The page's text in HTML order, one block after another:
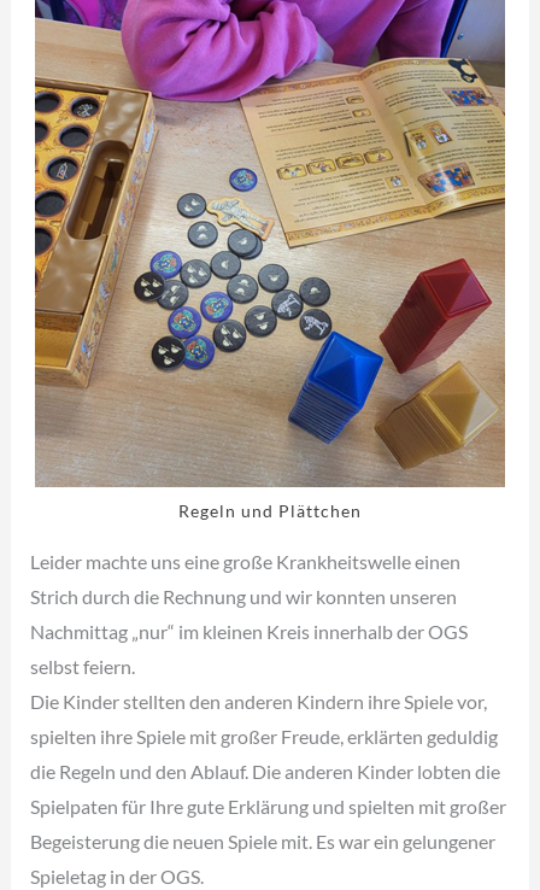
Regeln und Plättchen
Leider machte uns eine große Krankheitswelle einen
Strich durch die Rechnung und wir konnten unseren
Nachmittag „nur“ im kleinen Kreis innerhalb der OGS
selbst feiern.
Die Kinder stellten den anderen Kindern ihre Spiele vor,
spielten ihre Spiele mit großer Freude, erklärten geduldig
die Regeln und den Ablauf. Die anderen Kinder lobten die
Spielpaten für Ihre gute Erklärung und spielten mit großer
Begeisterung die neuen Spiele mit. Es war ein gelungener
Spieletag in der OGS.